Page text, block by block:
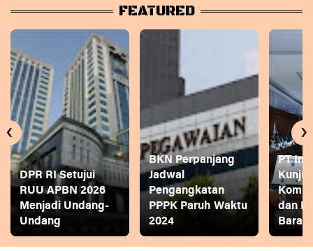
FEATURED
DPR RI Setujui
RUU APBN 2026
Menjadi Undang-
Undang
BKN Perpanjang
Jadwal
Pengangkatan
PPPK Paruh Waktu
2024
PT
dan
Bara
‹ ›